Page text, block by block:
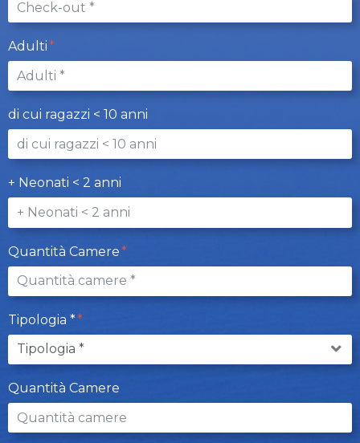
Adulti
di cui ragazzi < 10 anni
+ Neonati < 2 anni
Quantità Camere
Tipologia *
Quantità Camere